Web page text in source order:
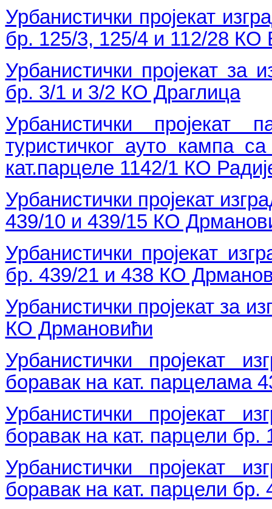
Урбанистички пројекат
бр. 125/3, 125/4 и 112/28 КО
Урбанистички пројекат за
бр. 3/1 и 3/2 КО Драглица
Урбанистички пројекат
туристичког ауто кампа
кат.парцеле 1142/1 КО
Урбанистички пројекат
439/10 и 439/15 КО
Урбанистички пројекат
бр. 439/21 и 438 КО
Урбанистички пројекат за
КО Дрмановићи
Урбанистички пројекат
боравак на кат. парцелама
Урбанистички пројекат
боравак на кат. парцели
Урбанистички пројекат
боравак на кат. парцели